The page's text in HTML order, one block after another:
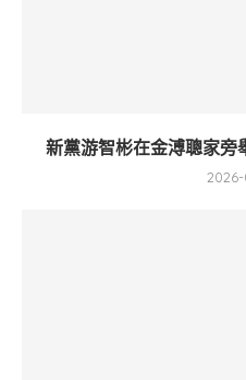
新黨游智彬在金溥聰家